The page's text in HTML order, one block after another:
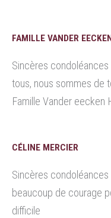
FAMILLE VANDER
Sincères
tous, nous sommes de
Famille Vander eecken
CÉLINE MERCIER
Sincères
beaucoup de courage
difficile